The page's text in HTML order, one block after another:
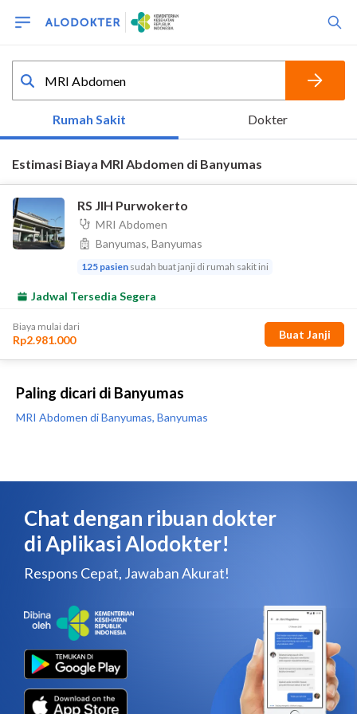
Paling dicari di Banyumas
MRI Abdomen di Banyumas, Banyumas